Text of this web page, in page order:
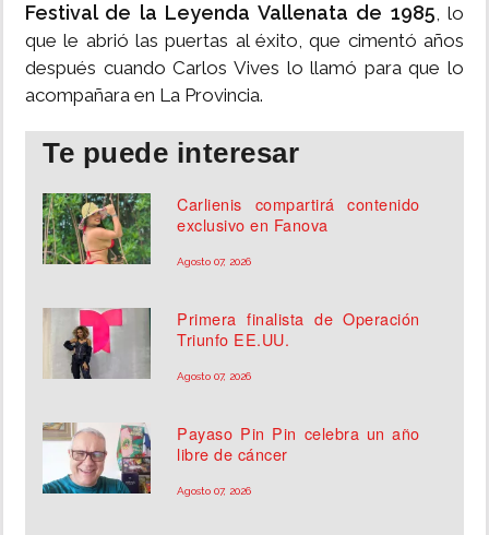
Festival de la Leyenda Vallenata de 1985, lo
que le abrió las puertas al éxito, que cimentó años
después cuando Carlos Vives lo llamó para que lo
acompañara en La Provincia.
Te puede interesar
Carlienis compartirá contenido
exclusivo en Fanova
Agosto 07, 2026
Primera finalista de Operación
Triunfo EE.UU.
Agosto 07, 2026
Payaso Pin Pin celebra un año
libre de cáncer
Agosto 07, 2026